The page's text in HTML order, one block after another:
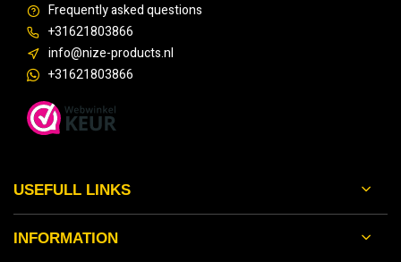
Frequently asked questions
+31621803866
info@nize-products.nl
+31621803866
USEFULL LINKS
INFORMATION